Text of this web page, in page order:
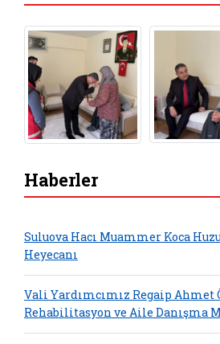
Haberler
Suluova Hacı Muammer Koca
Heyecanı
Vali Yardımcımız Regaip Ahmet
Rehabilitasyon ve Aile Danışma